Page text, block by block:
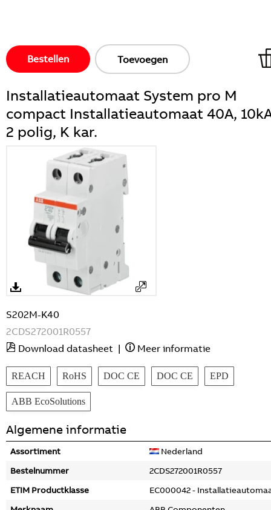
Bestellen Toevoegen
Installatieautomaat System pro M
compact Installatieautomaat 40A,
2 polig, K kar.
S202M-K40
2CDS272001R0557
Download datasheet | Meer informatie
REACH RoHS DOC CE DOC CE EPD
ABB EcoSolutions
Algemene informatie
Assortiment
Nederland
Bestelnummer
2CDS272001R0557
ETIM Productklasse
EC000042 -